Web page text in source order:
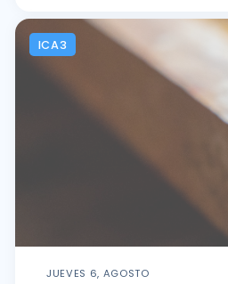
ICA3
JUEVES 6, AGOSTO